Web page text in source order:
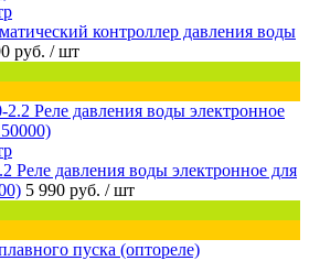
контроллер давления воды
руб. / шт
Реле давления воды электронное для
5 990 руб. / шт